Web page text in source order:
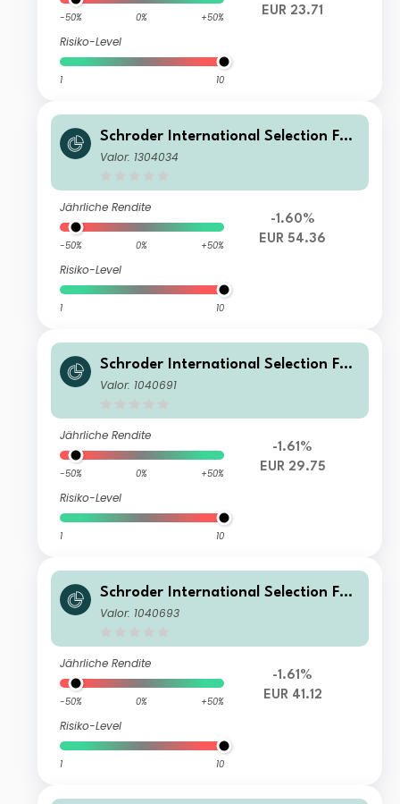
-50% 0% +50%
Risiko-Level
1 10
EUR 23.71
Schroder International Selection Fun
d Emerging Europe I Accumulation E
Valor: 1304034
Jährliche Rendite
-50% 0% +50%
Risiko-Level
1 10
-1.60%
EUR 54.36
Schroder International Selection Fun
d Emerging Europe B Accumulation
Valor: 1040691
Jährliche Rendite
-50% 0% +50%
Risiko-Level
1 10
-1.61%
EUR 29.75
Schroder International Selection Fun
d Emerging Europe C Accumulation
Valor: 1040693
Jährliche Rendite
-50% 0% +50%
Risiko-Level
1 10
-1.61%
EUR 41.12